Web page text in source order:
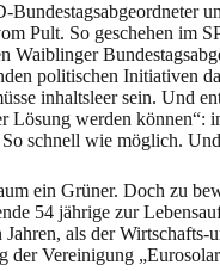
Pult. So geschehen im
Waiblinger
politischen Initiativen
inhaltsleer sein. Und
werden können“:
schnell wie möglich.
ein Grüner. Doch zu
54 jährige zur
als der
der Vereinigung